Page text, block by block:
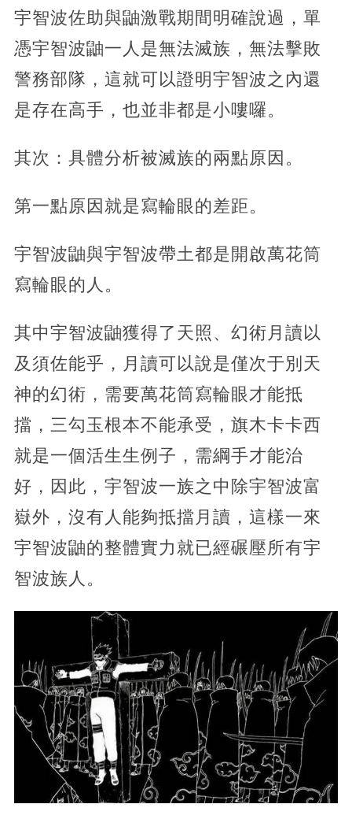
宇智波佐助與鼬激戰期間明確說過，單
憑宇智波鼬一人是無法滅族，無法擊敗
警務部隊，這就可以證明宇智波之內還
是存在高手，也並非都是小嘍囉。
其次：具體分析被滅族的兩點原因。
第一點原因就是寫輪眼的差距。
宇智波鼬與宇智波帶土都是開啟萬花筒
寫輪眼的人。
其中宇智波鼬獲得了天照、幻術月讀以
及須佐能乎，月讀可以說是僅次于別天
神的幻術，需要萬花筒寫輪眼才能抵
擋，三勾玉根本不能承受，旗木卡卡西
就是一個活生生例子，需綱手才能治
好，因此，宇智波一族之中除宇智波富
嶽外，沒有人能夠抵擋月讀，這樣一來
宇智波鼬的整體實力就已經碾壓所有宇
智波族人。